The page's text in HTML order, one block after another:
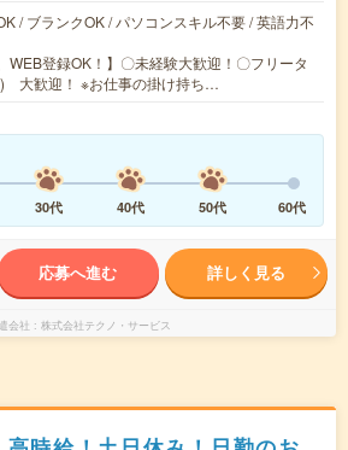
/ ブランクOK / パソコンスキル不要 / 英語力不
WEB登録OK！】〇未経験大歓迎！〇フリータ
) 大歓迎！ ※お仕事の掛け持ち…
30代 40代 50代 60代
応募へ進む 詳しく見る
会社 株式会社テクノ・サービス